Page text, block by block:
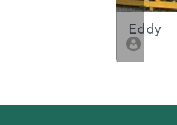
Eddy